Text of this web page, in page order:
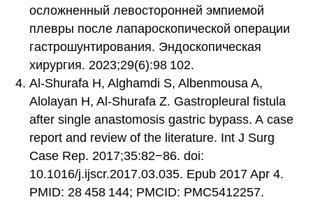
осложненный левосторонней эмпиемой
плевры после лапароскопической операции
гастрошунтирования. Эндоскопическая
хирургия. 2023;29(6):98 102.
Al-Shurafa H, Alghamdi S, Albenmousa A,
Alolayan H, Al-Shurafa Z. Gastropleural fistula
after single anastomosis gastric bypass. A case
report and review of the literature. Int J Surg
Case Rep. 2017;35:82−86. doi:
10.1016/j.ijscr.2017.03.035. Epub 2017 Apr 4.
PMID: 28 458 144; PMCID: PMC5412257.